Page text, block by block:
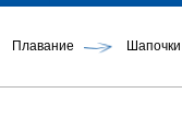
Плавание Шапочки